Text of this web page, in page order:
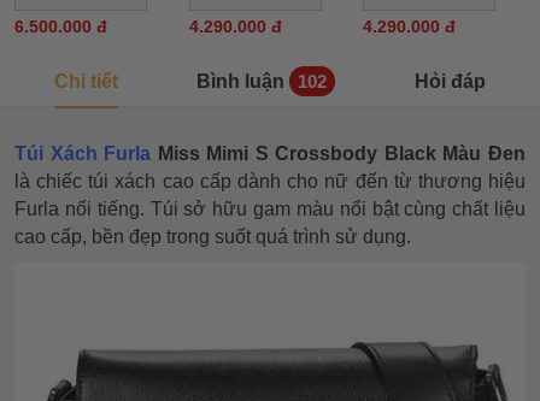
6.500.000 đ 4.290.000 đ 4.290.000 đ
Chi tiết Bình luận 102 Hỏi đáp
Túi Xách Furla Miss Mimi S Crossbody Black Màu Đen
là chiếc túi xách cao cấp dành cho nữ đến từ thương hiệu
Furla nổi tiếng. Túi sở hữu gam màu nổi bật cùng chất liệu
cao cấp, bền đẹp trong suốt quá trình sử dụng.